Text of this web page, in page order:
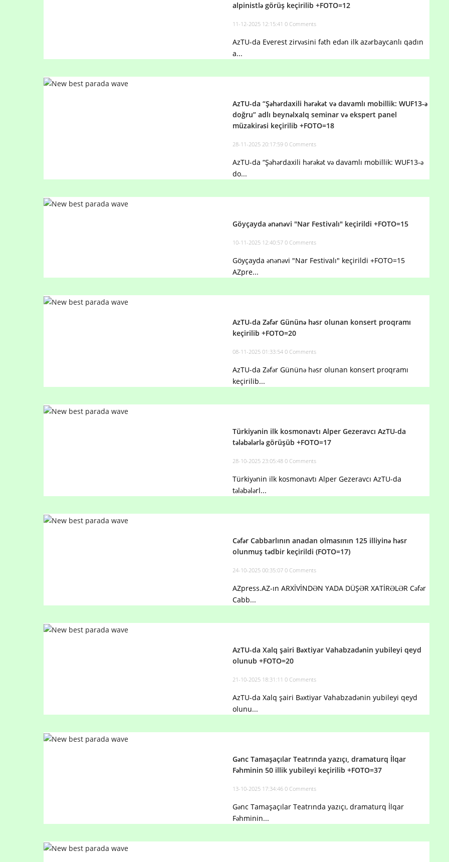
alpinistlə görüş keçirilib +FOTO=12
11-12-2025 12:15:41 0 Comments
AzTU-da Everest zirvəsini fəth edən ilk azərbaycanlı qadın
a...
AzTU-da “Şəhərdaxili hərəkət və davamlı mobillik: WUF13-ə
doğru” adlı beynəlxalq seminar və ekspert panel
müzakirəsi keçirilib +FOTO=18
28-11-2025 20:17:59 0 Comments
AzTU-da “Şəhərdaxili hərəkət və davamlı mobillik: WUF13-ə
do...
Göyçayda ənənəvi "Nar Festivalı" keçirildi +FOTO=15
10-11-2025 12:40:57 0 Comments
Göyçayda ənənəvi "Nar Festivalı" keçirildi +FOTO=15
AZpre...
AzTU-da Zəfər Gününə həsr olunan konsert proqramı
keçirilib +FOTO=20
08-11-2025 01:33:54 0 Comments
AzTU-da Zəfər Gününə həsr olunan konsert proqramı
keçirilib...
Türkiyənin ilk kosmonavtı Alper Gezeravcı AzTU-da
tələbələrlə görüşüb +FOTO=17
28-10-2025 23:05:48 0 Comments
Türkiyənin ilk kosmonavtı Alper Gezeravcı AzTU-da
tələbələrl...
Cəfər Cabbarlının anadan olmasının 125 illiyinə həsr
olunmuş tədbir keçirildi (FOTO=17)
24-10-2025 00:35:07 0 Comments
AZpress.AZ-ın ARXİVİNDƏN YADA DÜŞƏR XATİRƏLƏR Cəfər
Cabb...
AzTU-da Xalq şairi Bəxtiyar Vahabzadənin yubileyi qeyd
olunub +FOTO=20
21-10-2025 18:31:11 0 Comments
AzTU-da Xalq şairi Bəxtiyar Vahabzadənin yubileyi qeyd
olunu...
Gənc Tamaşaçılar Teatrında yazıçı, dramaturq İlqar
Fəhminin 50 illik yubileyi keçirilib +FOTO=37
13-10-2025 17:34:46 0 Comments
Gənc Tamaşaçılar Teatrında yazıçı, dramaturq İlqar
Fəhminin...